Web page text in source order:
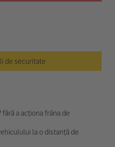
de securitate
fără a acționa frâna de
la o distanță de